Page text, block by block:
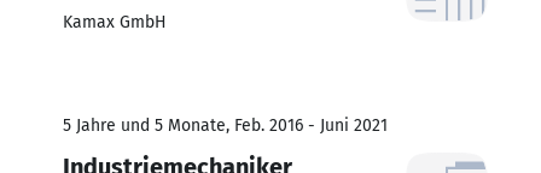
Kamax GmbH
5 Jahre und 5 Monate, Feb. 2016 - Juni 2021
Industriemechaniker